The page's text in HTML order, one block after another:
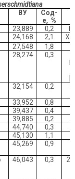
ВУ
Сод-
е, %
23,889 0,2
24,168 2,1
27,548 1,8
28,274
0,3
32,154 0,2
33,952 0,8
39,437
0,4
39,885
0,2
44,740
0,3
45,130
1,1
45,269 0,9
46,043 0,3